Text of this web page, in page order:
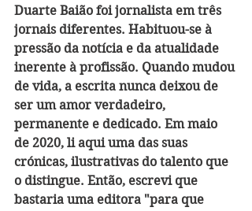
Duarte Baião foi jornalista em três
jornais diferentes. Habituou-se à
pressão da notícia e da atualidade
inerente à profissão. Quando mudou
de vida, a escrita nunca deixou de
ser um amor verdadeiro,
permanente e dedicado. Em maio
de 2020, li aqui uma das suas
crónicas, ilustrativas do talento que
o distingue. Então, escrevi que
bastaria uma editora "para que